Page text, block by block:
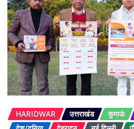
HARIDWAR उत्तराखंड कुमाऊं